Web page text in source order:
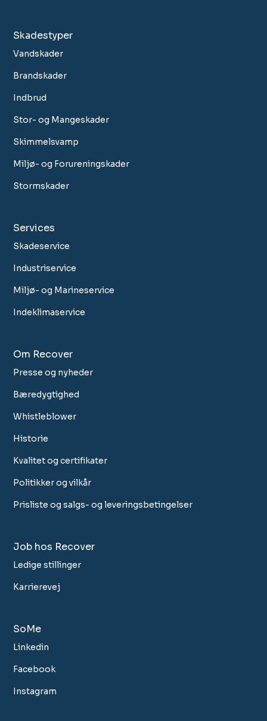
Skadestyper
Vandskader
Brandskader
Indbrud
Stor- og Mangeskader
Skimmelsvamp
Miljø- og Forureningskader
Stormskader
Services
Skadeservice
Industriservice
Miljø- og Marineservice
Indeklimaservice
Om Recover
Presse og nyheder
Bæredygtighed
Whistleblower
Historie
Kvalitet og certifikater
Politikker og vilkår
Prisliste og salgs- og leveringsbetingelser
Job hos Recover
Ledige stillinger
Karrierevej
SoMe
Linkedin
Facebook
Instagram